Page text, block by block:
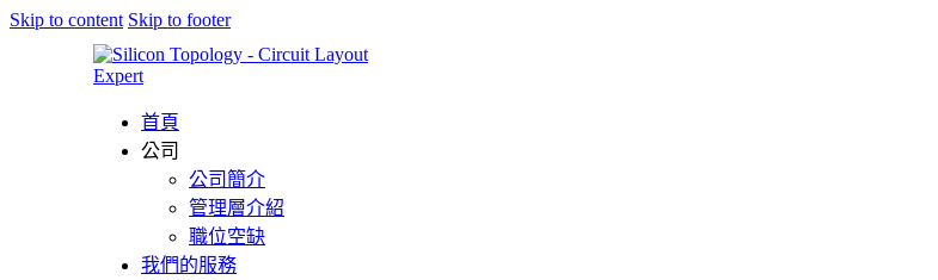
Skip to content Skip to footer
首頁
公司
公司簡介
管理層介紹
職位空缺
我們的服務